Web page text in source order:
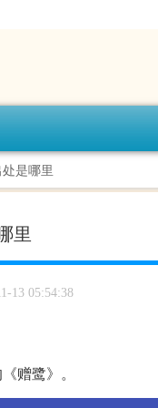
是哪里
里
13 05:54:38
赠鹭》。